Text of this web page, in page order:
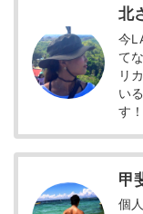
北
今
て
リ
い
す！
甲
個